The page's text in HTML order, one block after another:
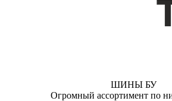
ШИНЫ БУ
Огромный ассортимент по